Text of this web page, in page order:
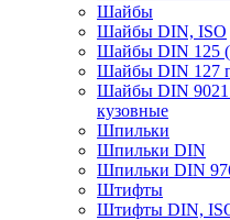
Шайбы
Шайбы DIN, ISO
Шайбы DIN 125
Шайбы DIN 127
Шайбы DIN 9021
кузовные
Шпильки
Шпильки DIN
Шпильки DIN
Штифты
Штифты DIN,